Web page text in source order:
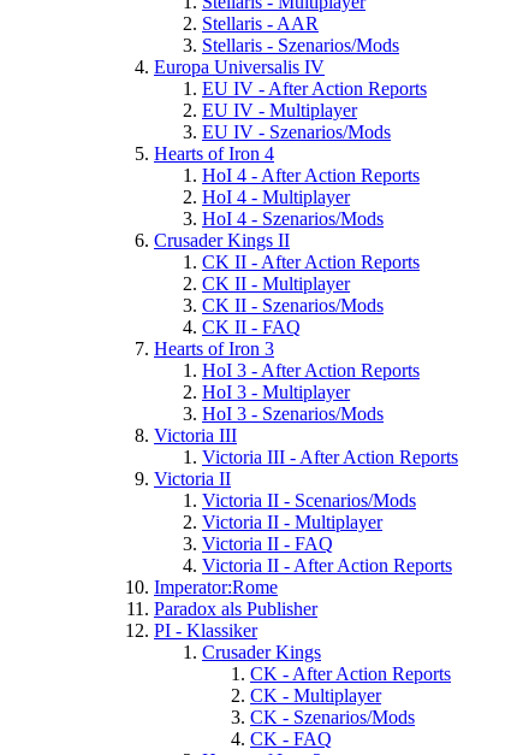
Stellaris - AAR
Stellaris - Szenarios/Mods
Europa Universalis IV
EU IV - After Action Reports
EU IV - Multiplayer
EU IV - Szenarios/Mods
Hearts of Iron 4
HoI 4 - After Action Reports
HoI 4 - Multiplayer
HoI 4 - Szenarios/Mods
Crusader Kings II
CK II - After Action Reports
CK II - Multiplayer
CK II - Szenarios/Mods
CK II - FAQ
Hearts of Iron 3
HoI 3 - After Action Reports
HoI 3 - Multiplayer
HoI 3 - Szenarios/Mods
Victoria III
Victoria III - After Action Reports
Victoria II
Victoria II - Scenarios/Mods
Victoria II - Multiplayer
Victoria II - FAQ
Victoria II - After Action Reports
Imperator:Rome
Paradox als Publisher
PI - Klassiker
Crusader Kings
CK - After Action Reports
CK - Multiplayer
CK - Szenarios/Mods
CK - FAQ